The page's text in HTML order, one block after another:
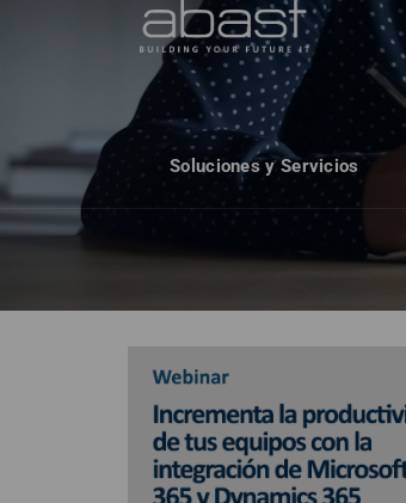
Soluciones y Servicios